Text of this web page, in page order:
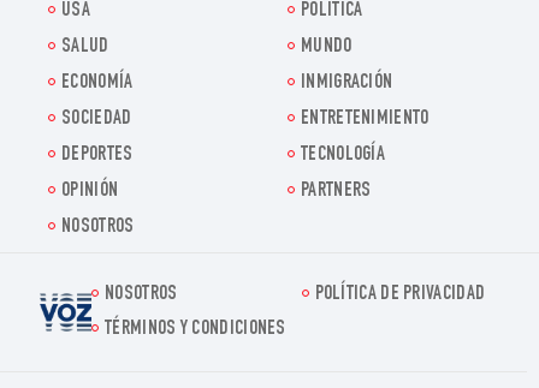
USA
POLITICA
SALUD
MUNDO
ECONOMÍA
INMIGRACIÓN
SOCIEDAD
ENTRETENIMIENTO
DEPORTES
TECNOLOGÍA
OPINIÓN
PARTNERS
NOSOTROS
Voz.us
NOSOTROS
POLÍTICA DE PRIVACIDAD
TÉRMINOS Y CONDICIONES